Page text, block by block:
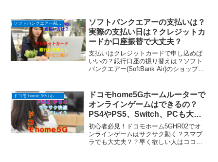
債を清算すれば良いので短期間だけ使う
のもありです。
ソフトバンクエアーAirターミナル６ (ホームルーター)
ソフトバンクエアーの支払いは？
実際の支払い日は？クレジットカ
ードか口座振替で大丈夫？
支払いはクレジットカードで申し込めば
いいの？銀行口座の振り替えは？ソフト
バンクエアー(SoftBank Air)のショップや
ドコモ home 5G (ホームルーター)
ドコモhome5Gホームルーターで
オンラインゲームはできるの？
PS4やPS5、Switch、PCも大丈
夫？
初心者必見！ドコモホーム5GHR02でオ
ンラインゲームはサクサク動く？スマブ
ラでも大丈夫？？早く欲しい人はココか